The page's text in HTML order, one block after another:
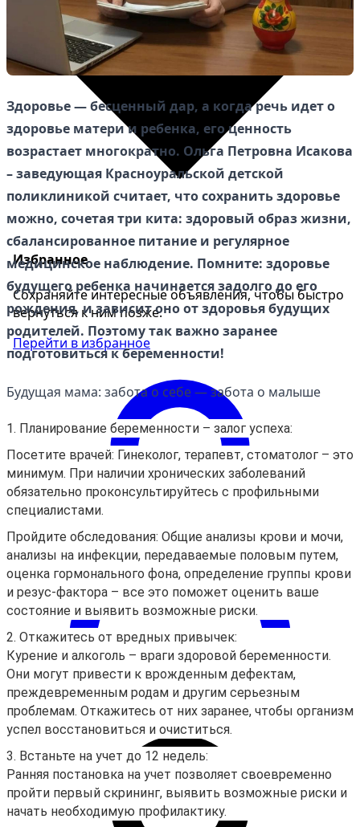
Избранное
Сохраняйте интересные объявления, чтобы быстро
вернуться к ним позже.
Перейти в избранное
Войти
Здоровье — бесценный дар, а когда речь идет о
здоровье матери и ребенка, его ценность
возрастает многократно. Ольга Петровна Исакова
– заведующая Красноуральской детской
поликлиникой считает, что сохранить здоровье
можно, сочетая три кита: здоровый образ жизни,
сбалансированное питание и регулярное
медицинское наблюдение. Помните: здоровье
будущего ребенка начинается задолго до его
рождения, и зависит оно от здоровья будущих
родителей. Поэтому так важно заранее
подготовиться к беременности!
Будущая мама: забота о себе — забота о малыше
1. Планирование беременности – залог успеха:
Посетите врачей: Гинеколог, терапевт, стоматолог – это
минимум. При наличии хронических заболеваний
обязательно проконсультируйтесь с профильными
специалистами.
Пройдите обследования: Общие анализы крови и мочи,
анализы на инфекции, передаваемые половым путем,
оценка гормонального фона, определение группы крови
и резус-фактора – все это поможет оценить ваше
состояние и выявить возможные риски.
2. Откажитесь от вредных привычек:
Курение и алкоголь – враги здоровой беременности.
Они могут привести к врожденным дефектам,
преждевременным родам и другим серьезным
проблемам. Откажитесь от них заранее, чтобы организм
успел восстановиться и очиститься.
3. Встаньте на учет до 12 недель:
Ранняя постановка на учет позволяет своевременно
пройти первый скрининг, выявить возможные риски и
начать необходимую профилактику.